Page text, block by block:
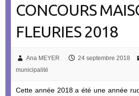
CONCOURS
FLEURIES 2018
Ana MEYER 24 septembre 2018
municipalité
Cette année 2018 a été une année